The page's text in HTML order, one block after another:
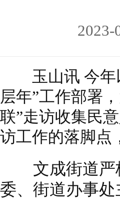
玉山讯 今年
层年”工作部署
联”走访收集民
访工作的落脚点
文成街道严格
委、街道办事